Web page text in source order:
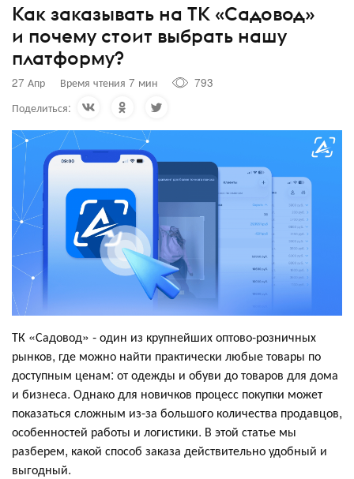
Как заказывать на ТК «Садовод»
и почему стоит выбрать нашу
платформу?
27 Апр Время чтения 7 мин
793
Поделиться:
ТК «Садовод» - один из крупнейших оптово-розничных
рынков, где можно найти практически любые товары по
доступным ценам: от одежды и обуви до товаров для дома
и бизнеса. Однако для новичков процесс покупки может
показаться сложным из-за большого количества продавцов,
особенностей работы и логистики. В этой статье мы
разберем, какой способ заказа действительно удобный и
выгодный.